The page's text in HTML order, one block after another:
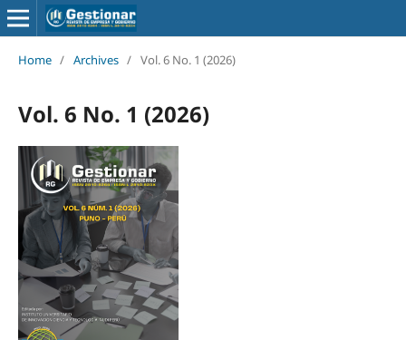
Home / Archives / Vol. 6 No. 1 (2026)
Vol. 6 No. 1 (2026)